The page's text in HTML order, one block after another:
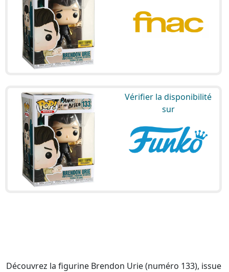
Vérifier la disponibilité
sur
Découvrez la figurine Brendon Urie (numéro 133), issue